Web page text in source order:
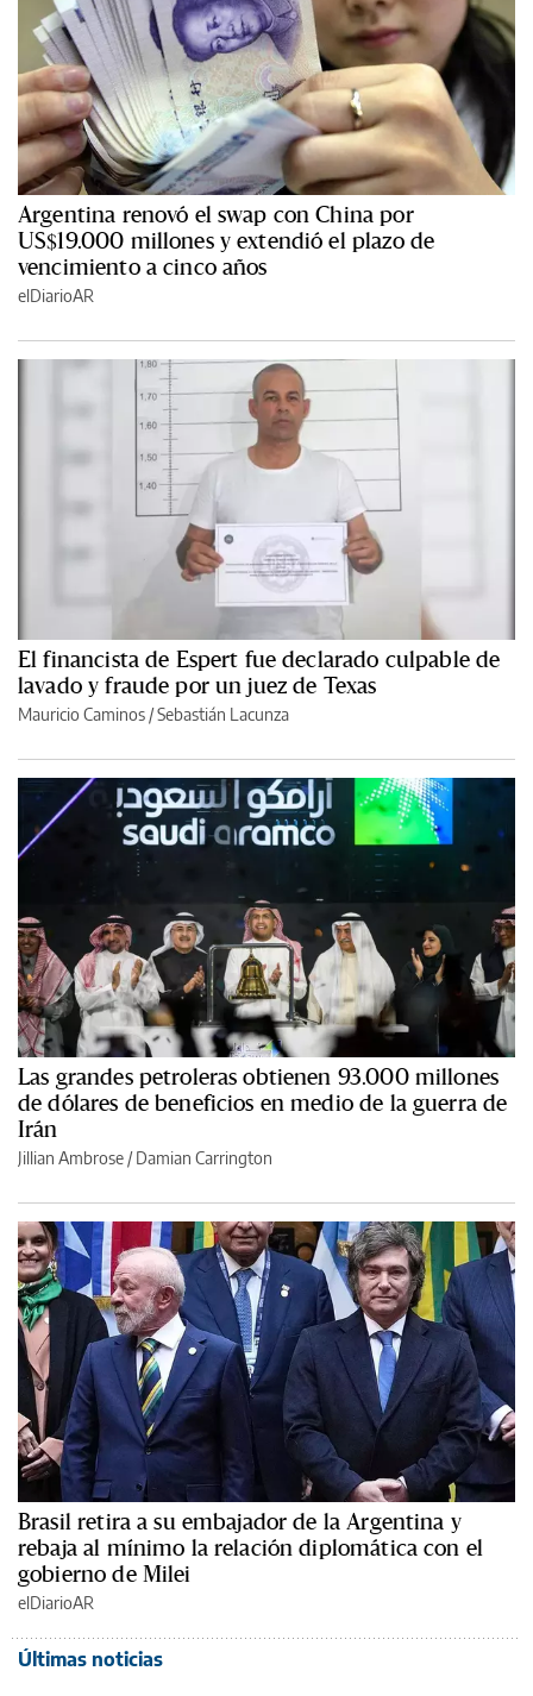
Argentina renovó el swap con China por
US$19.000 millones y extendió el plazo de
vencimiento a cinco años
elDiarioAR
El financista de Espert fue declarado culpable de
lavado y fraude por un juez de Texas
Mauricio Caminos /Sebastián Lacunza
Las grandes petroleras obtienen 93.000 millones
de dólares de beneficios en medio de la guerra de
Irán
Jillian Ambrose / Damian Carrington
Brasil retira a su embajador de la Argentina y
rebaja al mínimo la relación diplomática con el
gobierno de Milei
elDiarioAR
Últimas noticias